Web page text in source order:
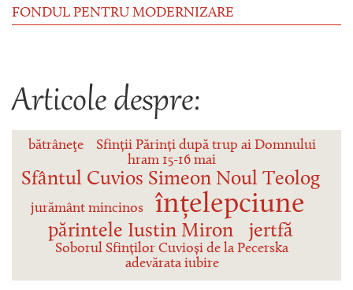
FONDUL PENTRU MODERNIZARE
Articole despre:
bătrâneţe
Sfinții Părinți după trup ai Domnului
hram 15-16 mai
Sfântul Cuvios Simeon Noul Teolog
jurământ mincinos înțelepciune
părintele Iustin Miron jertfă
Soborul Sfinților Cuvioși de la Pecerska
adevărata iubire